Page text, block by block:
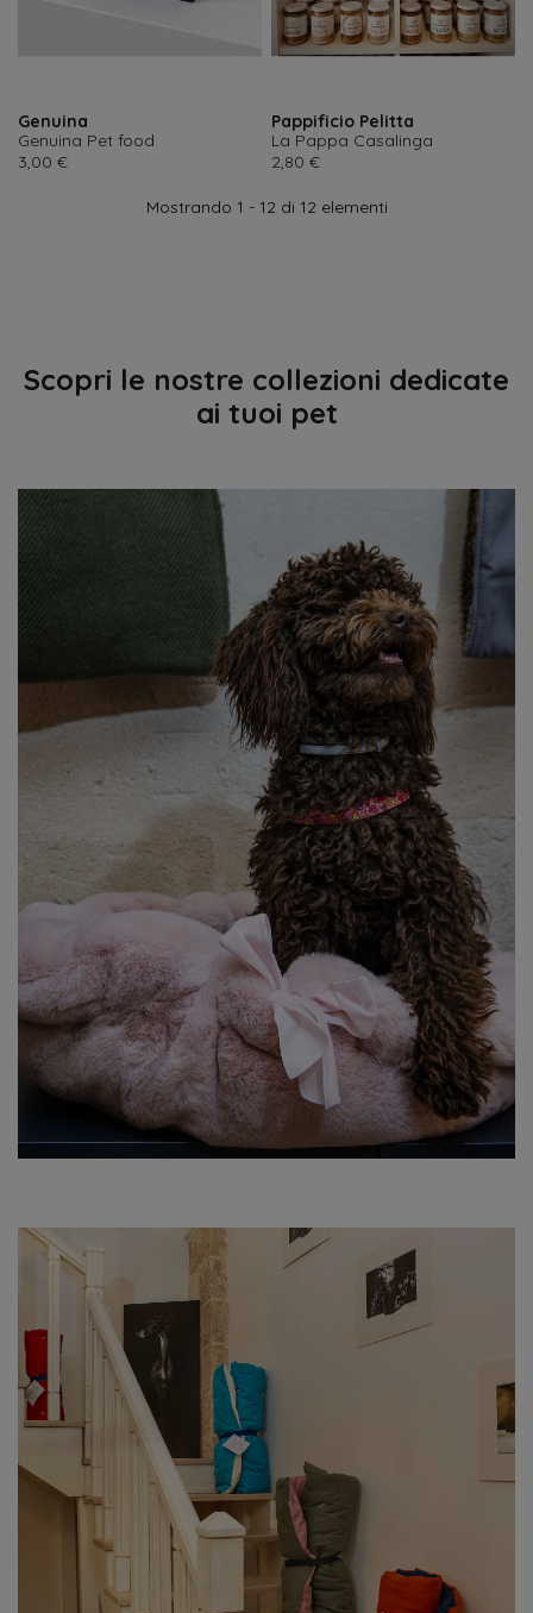
Aggiungi alla lista dei desideri
Crea nuova lista
×
Nome lista dei desideri
((confirmMessage))
×
Devi avere effettuato l'accesso per salvare dei prodotti
nella tua lista dei desideri.
Genuina
Genuina Pet food
Prezzo
3,00 €
Pappificio Pelitta
La Pappa Casalinga
Prezzo
2,80 €
Mostrando 1 - 12 di 12 elementi
Scopri le nostre collezioni dedicate
ai tuoi pet